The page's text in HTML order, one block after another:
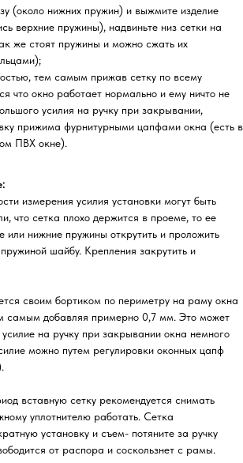
(около нижних пружин) и выжмите изделие
верхние пружины), надвиньте низ сетки на
же стоят пружины и можно сжать их
тем самым прижав сетку по всему
что окно работает нормально и ему ничто не
усилия на ручку при закрывании,
прижима фурнитурными цапфами окна (есть в
ПВХ окне).
измерения усилия установки могут быть
что сетка плохо держится в проеме, то ее
или нижние пружины открутить и проложить
шайбу. Крепления закрутить и
своим бортиком по периметру на раму окна
самым добавляя примерно 0,7 мм. Это может
усилие на ручку при закрывании окна немного
можно путем регулировки оконных цапф
вставную сетку рекомендуется снимать
уплотнителю работать. Сетка
установку и съем- потяните за ручку
от распора и соскользнет с рамы.